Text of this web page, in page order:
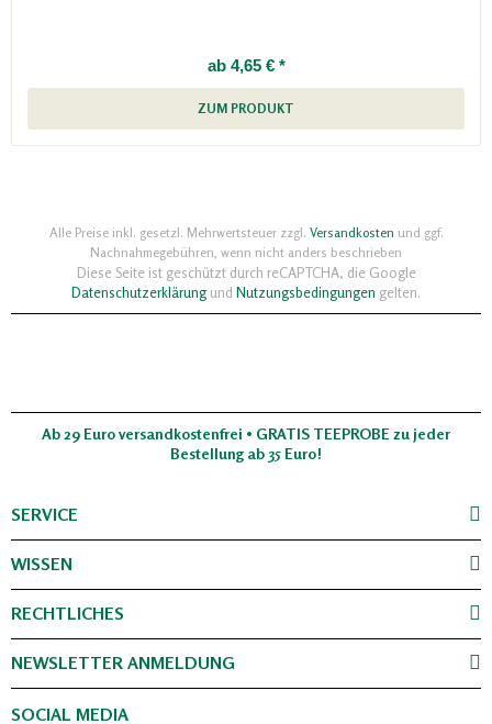
ab 4,65 € *
ZUM PRODUKT
Alle Preise inkl. gesetzl. Mehrwertsteuer zzgl. Versandkosten und ggf.
Nachnahmegebühren, wenn nicht anders beschrieben
Diese Seite ist geschützt durch reCAPTCHA, die Google
Datenschutzerklärungund Nutzungsbedingungen gelten.
Ab 29 Euro versandkostenfrei • GRATIS TEEPROBE zu jeder
Bestellung ab 35 Euro!
SERVICE
WISSEN
RECHTLICHES
NEWSLETTER ANMELDUNG
SOCIAL MEDIA